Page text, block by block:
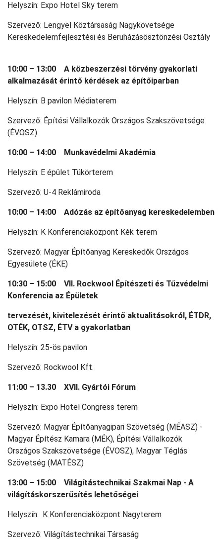
Helyszín: Expo Hotel Sky terem
Szervező: Lengyel Köztársaság Nagykövetsége
Kereskedelemfejlesztési és Beruházásösztönzési Osztály
10:00 – 13:00 A közbeszerzési törvény gyakorlati
alkalmazását érintő kérdések az építőiparban
Helyszín: B pavilon Médiaterem
Szervező: Építési Vállalkozók Országos Szakszövetsége
(ÉVOSZ)
10:00 – 14:00 Munkavédelmi Akadémia
Helyszín: E épület Tükörterem
Szervező: U-4 Reklámiroda
10:00 – 14:00 Adózás az építőanyag kereskedelemben
Helyszín: K Konferenciaközpont Kék terem
Szervező: Magyar Építőanyag Kereskedők Országos
Egyesülete (ÉKE)
10:30 – 15:00 VII. Rockwool Építészeti és Tűzvédelmi
Konferencia az Épületek
tervezését, kivitelezését érintő aktualitásokról, ÉTDR,
OTÉK, OTSZ, ÉTV a gyakorlatban
Helyszín: 25-ös pavilon
Szervező: Rockwool Kft.
11:00 – 13.30 XVII. Gyártói Fórum
Helyszín: Expo Hotel Congress terem
Szervező: Magyar Építőanyagipari Szövetség (MÉASZ) -
Magyar Építész Kamara (MÉK), Építési Vállalkozók
Országos Szakszövetsége (ÉVOSZ), Magyar Téglás
Szövetség (MATÉSZ)
13:00 – 15:00 Világítástechnikai Szakmai Nap - A
világításkorszerűsítés lehetőségei
Helyszín: K Konferenciaközpont Nagyterem
Szervező: Világítástechnikai Társaság